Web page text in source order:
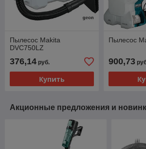
Пылесос Makita
DVC750LZ
376,14 руб.
Купить
Пылесос
900,73
Акционные предложения и